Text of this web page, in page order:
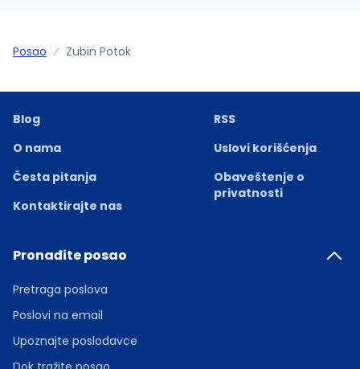
Posao Zubin Potok
Blog
O nama
Česta pitanja
Kontaktirajte nas
RSS
Uslovi korišćenja
Obaveštenje o
privatnosti
Pronađite posao
Pretraga poslova
Poslovi na email
Upoznajte poslodavce